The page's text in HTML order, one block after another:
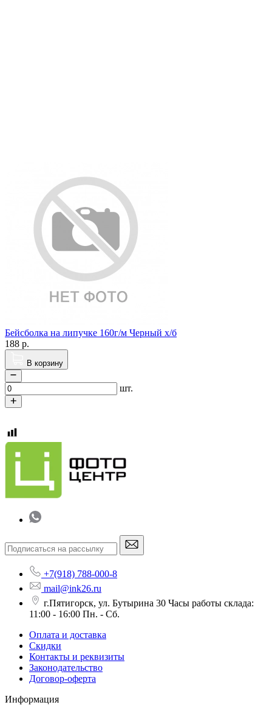
Бейсболка на липучке 160г/м Черный х/б
188 р.
В корзину
шт.
+7(918) 788-000-8
mail@ink26.ru
г.Пятигорск, ул. Бутырина 30 Часы работы склада:
11:00 - 16:00 Пн. - Сб.
Оплата и доставка
Скидки
Контакты и реквизиты
Законодательство
Договор-оферта
Информация